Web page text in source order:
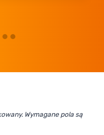
Wymagane pola są